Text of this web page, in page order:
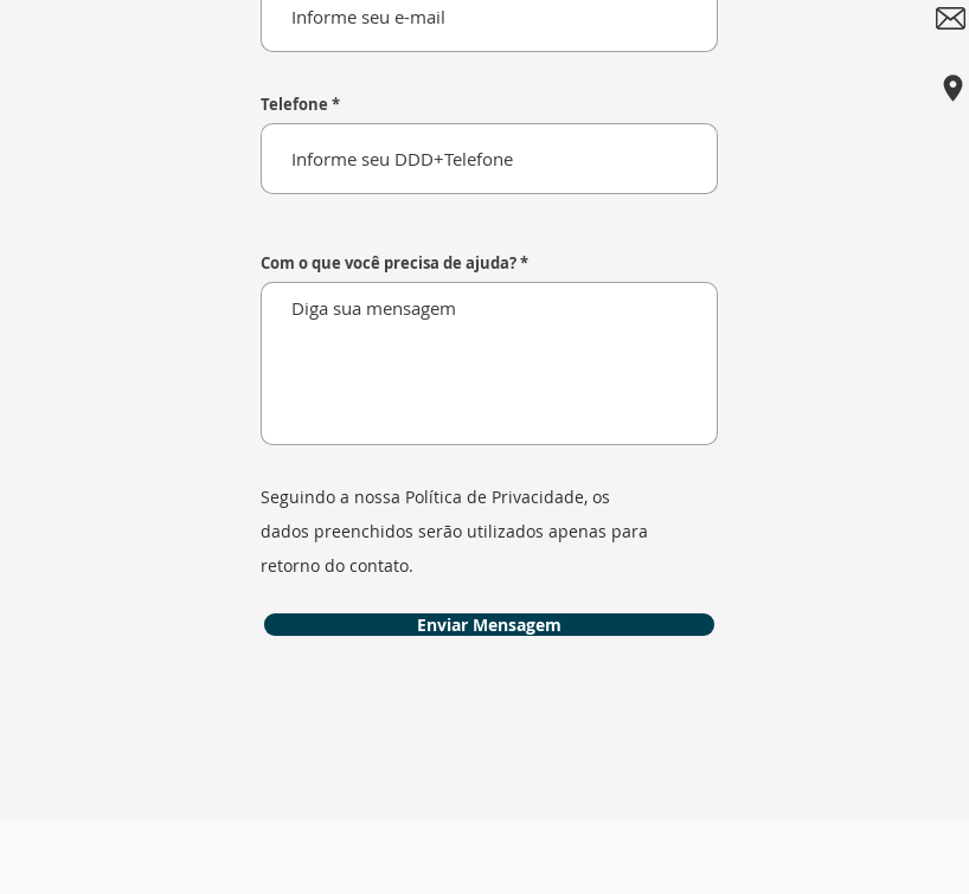
Telefone
Com o que você precisa de ajuda?
Seguindo a nossa Política de Privacidade, os
dados preenchidos serão utilizados apenas para
retorno do contato.
Enviar Mensagem